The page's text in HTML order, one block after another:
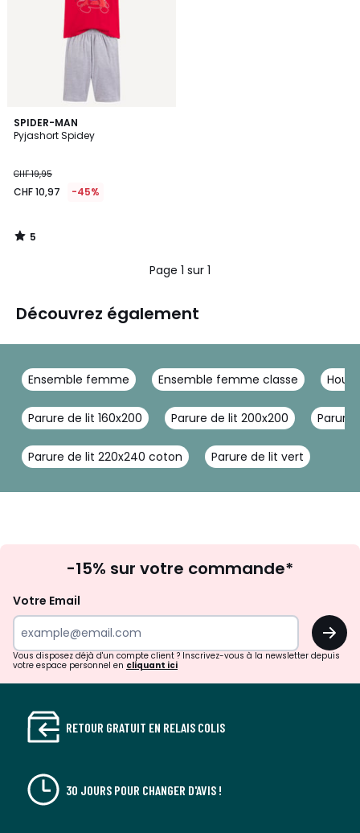
SPIDER-MAN
Pyjashort Spidey
CHF 19,95
CHF 10,97 -45%
5
/
5
/
Page 1 sur 1
Découvrez également
Ensemble femme Ensemble femme classe
Parure de lit 160x200 Parure de lit 200x200 Parure
Parure de lit 220x240 coton Parure de lit vert
à
newsletter
-15% sur votre commande*
Votre Email
OK
Vous disposez déjà d'un compte client ? Inscrivez-vous à la newsletter depuis
votre espace personnel en cliquant ici
RETOUR GRATUIT EN RELAIS COLIS
30 JOURS POUR CHANGER D'AVIS !